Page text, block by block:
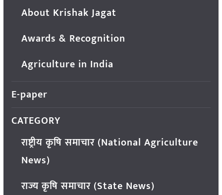
About Krishak Jagat
Awards & Recognition
Agriculture in India
E-paper
CATEGORY
राष्ट्रीय कृषि समाचार (National Agriculture
News)
राज्य कृषि समाचार (State News)